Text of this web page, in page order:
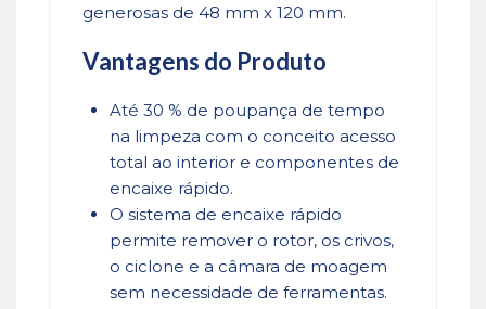
generosas de 48 mm x 120 mm.
Vantagens do Produto
Até 30 % de poupança de tempo
na limpeza com o conceito acesso
total ao interior e componentes de
encaixe rápido.
O sistema de encaixe rápido
permite remover o rotor, os crivos,
o ciclone e a câmara de moagem
sem necessidade de ferramentas.